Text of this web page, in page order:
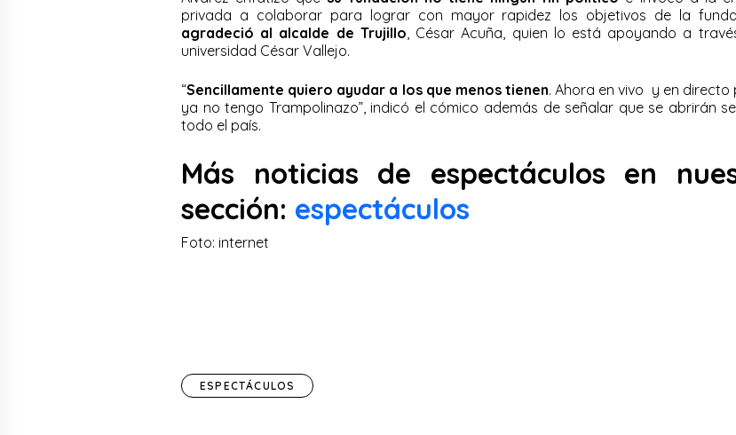
privada a colaborar para lograr con mayor rapidez los objetivos de la
agradeció al alcalde de Trujillo , César Acuña, quien lo está apoyando a
universidad César Vallejo.
“Sencillamente quiero ayudar a los que menos tienen. Ahora en vivo y en directo
ya no tengo Trampolinazo”, indicó el cómico además de señalar que se abrirán
todo el país.
Más noticias de espectáculos en
sección: espectáculos
Foto: internet
ESPECTÁCULOS